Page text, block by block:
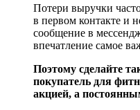
Потери выручки
в первом контакте и
сообщение в
впечатление самое
Поэтому сделайте
покупатель для
акцией, а